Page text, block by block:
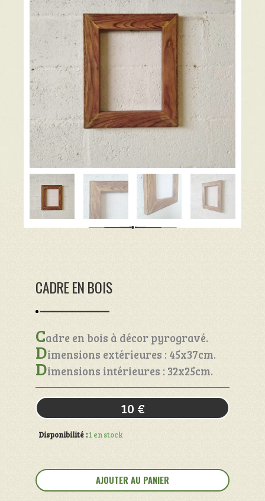
Cadre en bois à décor pyrogravé.
Dimensions extérieures : 45x37cm.
Dimensions intérieures : 32x25cm.
CADRE EN BOIS
10 €
Disponibilité :1 en stock
de
Cadre
AJOUTER AU PANIER